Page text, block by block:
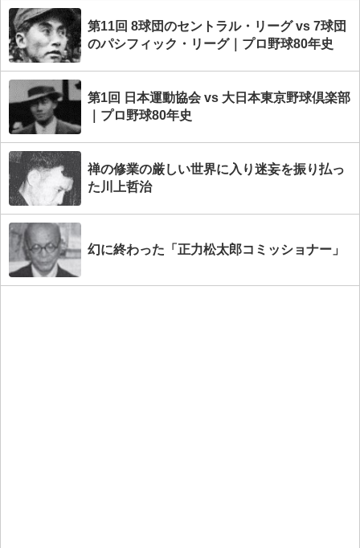
第11回 8球団のセントラル・リーグ vs 7球団
のパシフィック・リーグ｜プロ野球80年史
第1回 日本運動協会 vs 大日本東京野球倶楽部
｜プロ野球80年史
禅の修業の厳しい世界に入り迷妄を振り払っ
た川上哲治
幻に終わった「正力松太郎コミッショナー」